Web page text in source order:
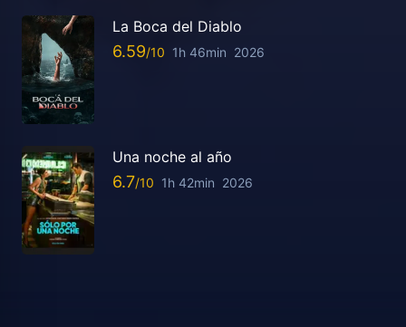
La Boca del Diablo
6.59 1h 46min 2026
Una noche al año
6.7 1h 42min 2026